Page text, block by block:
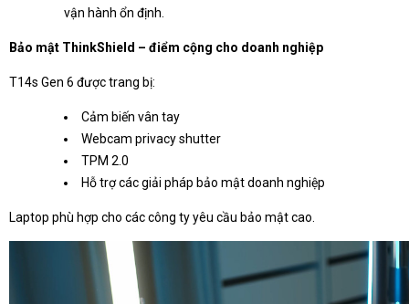
vận hành ổn định.
Bảo mật ThinkShield – điểm cộng cho doanh nghiệp
T14s Gen 6 được trang bị:
Cảm biến vân tay
Webcam privacy shutter
TPM 2.0
Hỗ trợ các giải pháp bảo mật doanh nghiệp
Laptop phù hợp cho các công ty yêu cầu bảo mật cao.